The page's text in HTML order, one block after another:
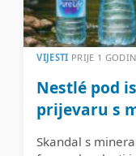
VIJESTI PRIJE 1
Nestlé pod
prijevaru s
Skandal s